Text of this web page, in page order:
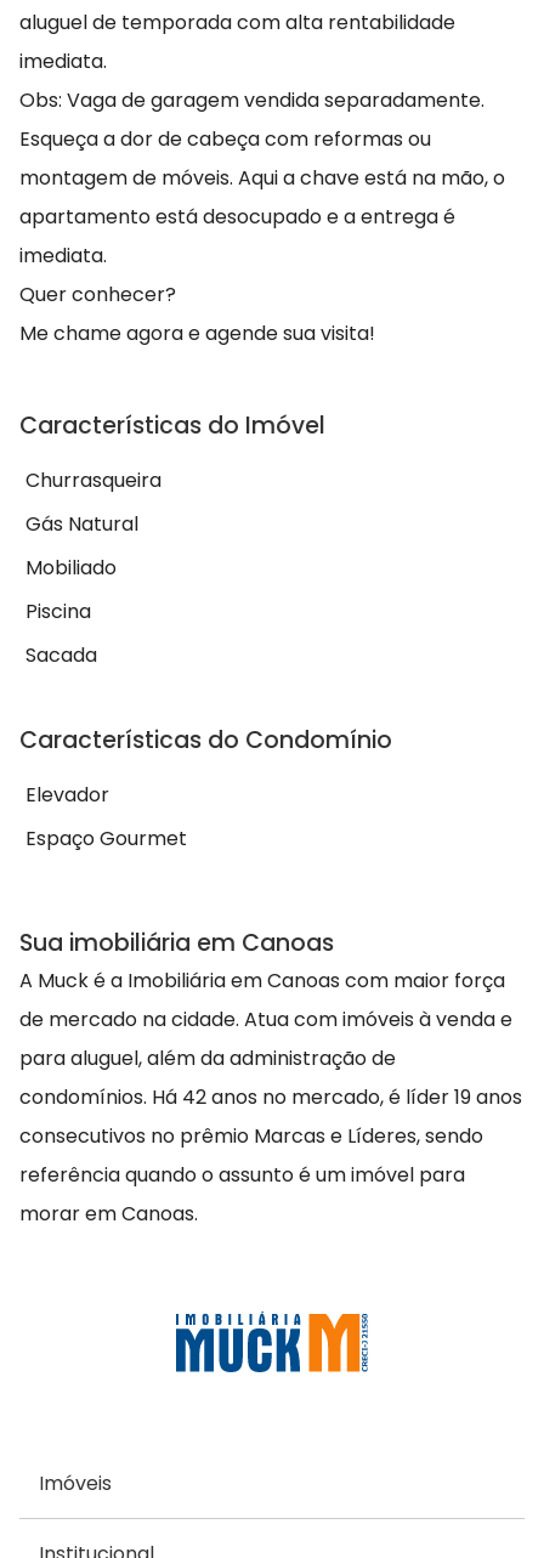
aluguel de temporada com alta rentabilidade
imediata.
Obs: Vaga de garagem vendida separadamente.
Esqueça a dor de cabeça com reformas ou
montagem de móveis. Aqui a chave está na mão, o
apartamento está desocupado e a entrega é
imediata.
Quer conhecer?
Me chame agora e agende sua visita!
Características do Imóvel
Churrasqueira
Gás Natural
Mobiliado
Piscina
Sacada
Características do Condomínio
Elevador
Espaço Gourmet
Sua imobiliária em Canoas
A Muck é a Imobiliária em Canoas com maior força
de mercado na cidade. Atua com imóveis à venda e
para aluguel, além da administração de
condomínios. Há 42 anos no mercado, é líder 19 anos
consecutivos no prêmio Marcas e Líderes, sendo
referência quando o assunto é um imóvel para
morar em Canoas.
Imóveis